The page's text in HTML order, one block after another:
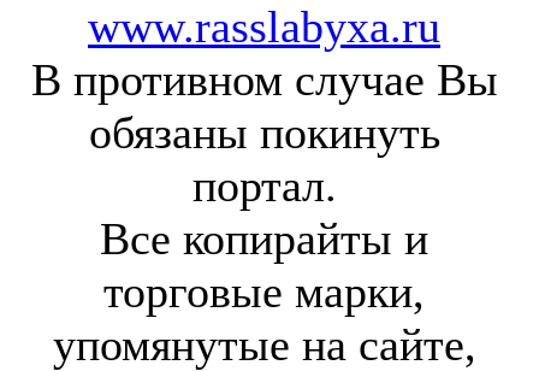
www.rasslabyxa.ru
В противном случае Вы
обязаны покинуть
портал.
Все копирайты и
торговые марки,
упомянутые на сайте,